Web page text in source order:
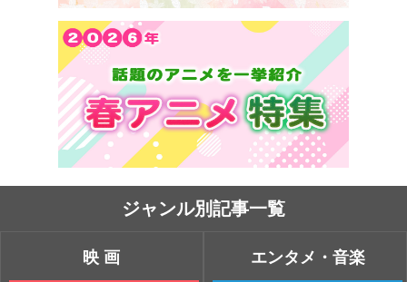
ジャンル別記事一覧
映画 エンタメ・音楽